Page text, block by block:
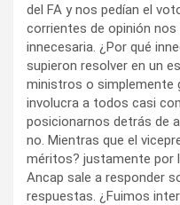
del FA y nos pedían el
corrientes de opinión
innecesaria. ¿Por qué
supieron resolver en un
ministros o simplemente
involucra a todos casi
posicionarnos detrás de
no. Mientras que el
méritos? justamente por
Ancap sale a responder
respuestas. ¿Fuimos